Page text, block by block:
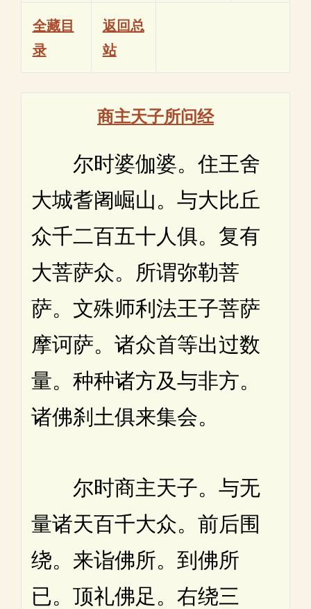
全藏目
录
返回总
站
商主天子所问经
尔时婆伽婆。住王舍
大城耆阇崛山。与大比丘
众千二百五十人俱。复有
大菩萨众。所谓弥勒菩
萨。文殊师利法王子菩萨
摩诃萨。诸众首等出过数
量。种种诸方及与非方。
诸佛刹土俱来集会。
尔时商主天子。与无
量诸天百千大众。前后围
绕。来诣佛所。到佛所
已。顶礼佛足。右绕三